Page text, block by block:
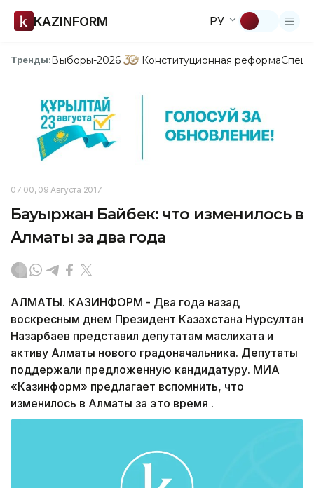
KAZINFORM РУ
Тренды:Выборы-2026 Конституционная реформа
07:00, 09 Августа 2017
Бауыржан Байбек: что изменилось в
Алматы за два года
АЛМАТЫ. КАЗИНФОРМ - Два года назад
воскресным днем Президент Казахстана Нурсултан
Назарбаев представил депутатам маслихата и
активу Алматы нового градоначальника. Депутаты
поддержали предложенную кандидатуру. МИА
«Казинформ» предлагает вспомнить, что
изменилось в Алматы за это время .